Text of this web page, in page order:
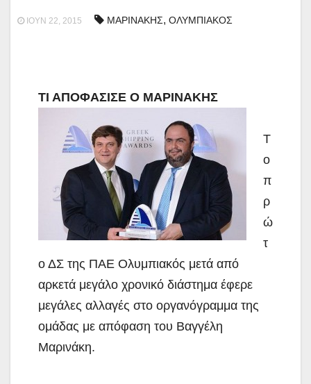
ΙΟΎΝ 22, 2015 ΜΑΡΙΝΑΚΗΣ, ΟΛΥΜΠΙΑΚΟΣ
ΤΙ ΑΠΟΦΑΣΙΣΕ Ο ΜΑΡΙΝΑΚΗΣ
Τ
ο
π
ρ
ώ
τ
ο ΔΣ της ΠΑΕ Ολυμπιακός μετά από
αρκετά μεγάλο χρονικό διάστημα έφερε
μεγάλες αλλαγές στο οργανόγραμμα της
ομάδας με απόφαση του Βαγγέλη
Μαρινάκη.